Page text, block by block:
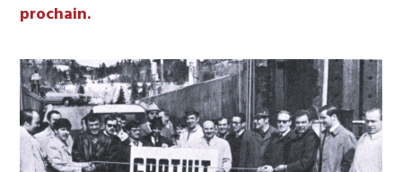
prochain.